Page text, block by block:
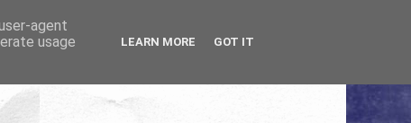
agent
usage
LEARN MORE GOT IT